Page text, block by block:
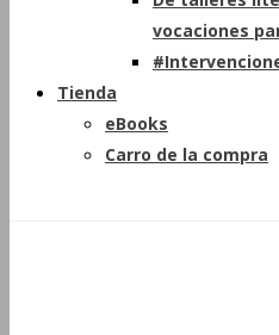
vocaciones
Tienda
eBooks
Carro de la compra